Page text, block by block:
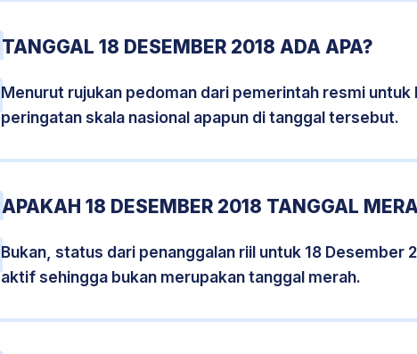
TANGGAL 18 DESEMBER 2018 ADA APA?
Menurut rujukan pedoman dari pemerintah resmi
peringatan skala nasional apapun di tanggal tersebut.
APAKAH 18 DESEMBER 2018 TANGGAL
Bukan, status dari penanggalan riil untuk 18
aktif sehingga bukan merupakan tanggal merah.